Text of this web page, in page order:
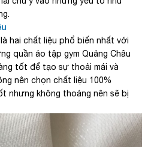
hai chất liệu phổ biến nhất với
quần áo tập gym Quảng Châu
tốt để tạo sự thoải mái và
nên chọn chất liệu 100%
nhưng không thoáng nên sẽ bị